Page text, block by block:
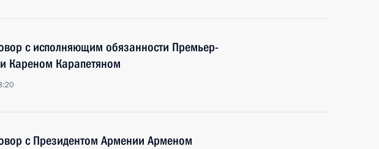
с исполняющим обязанности Премьер-
Кареном Карапетяном
с Президентом Армении Арменом